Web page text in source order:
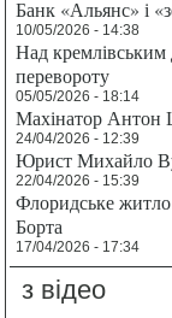
Банк «Альянс» і
10/05/2026 - 14:38
Над кремлівським
перевороту
05/05/2026 - 18:14
Махінатор Антон
24/04/2026 - 12:39
Юрист Михайло
22/04/2026 - 15:39
Флоридське житло
Борта
17/04/2026 - 17:34
з відео